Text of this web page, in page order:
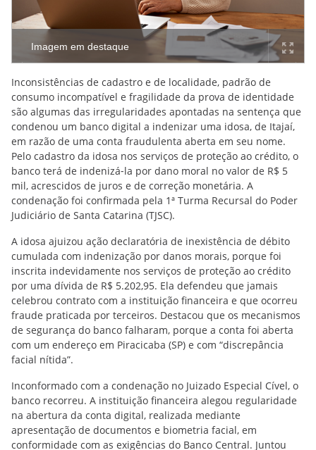
Imagem em destaque
Inconsistências de cadastro e de localidade, padrão de
consumo incompatível e fragilidade da prova de identidade
são algumas das irregularidades apontadas na sentença que
condenou um banco digital a indenizar uma idosa, de Itajaí,
em razão de uma conta fraudulenta aberta em seu nome.
Pelo cadastro da idosa nos serviços de proteção ao crédito, o
banco terá de indenizá‑la por dano moral no valor de R$ 5
mil, acrescidos de juros e de correção monetária. A
condenação foi confirmada pela 1ª Turma Recursal do Poder
Judiciário de Santa Catarina (TJSC).
A idosa ajuizou ação declaratória de inexistência de débito
cumulada com indenização por danos morais, porque foi
inscrita indevidamente nos serviços de proteção ao crédito
por uma dívida de R$ 5.202,95. Ela defendeu que jamais
celebrou contrato com a instituição financeira e que ocorreu
fraude praticada por terceiros. Destacou que os mecanismos
de segurança do banco falharam, porque a conta foi aberta
com um endereço em Piracicaba (SP) e com “discrepância
facial nítida”.
Inconformado com a condenação no Juizado Especial Cível, o
banco recorreu. A instituição financeira alegou regularidade
na abertura da conta digital, realizada mediante
apresentação de documentos e biometria facial, em
conformidade com as exigências do Banco Central. Juntou